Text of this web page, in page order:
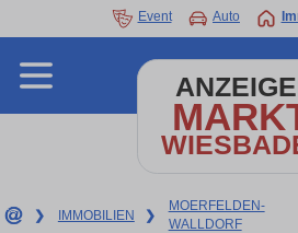
Event Auto
❯ IMMOBILIEN ❯
MOERFELDEN-
WALLDORF